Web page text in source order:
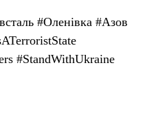
#Оленівка #Азов
#StandWithUkraine